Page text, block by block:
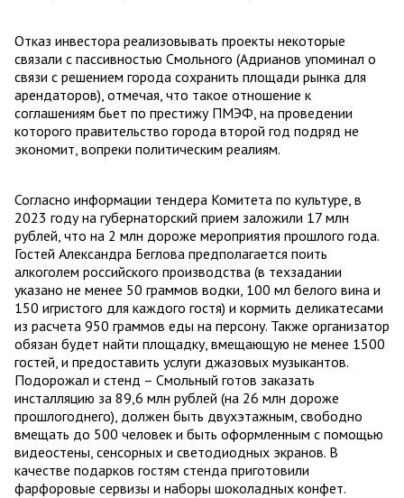
Отказ инвестора реализовывать проекты некоторые
связали с пассивностью Смольного (Адрианов упоминал о
связи с решением города сохранить площади рынка для
арендаторов), отмечая, что такое отношение к
соглашениям бьет по престижу ПМЭФ, на проведении
которого правительство города второй год подряд не
экономит, вопреки политическим реалиям.
Согласно информации тендера Комитета по культуре, в
2023 году на губернаторский прием заложили 17 млн
рублей, что на 2 млн дороже мероприятия прошлого года.
Гостей Александра Беглова предполагается поить
алкоголем российского производства (в техзадании
указано не менее 50 граммов водки, 100 мл белого вина и
150 игристого для каждого гостя) и кормить деликатесами
из расчета 950 граммов еды на персону. Также организатор
обязан будет найти площадку, вмещающую не менее 1500
гостей, и предоставить услуги джазовых музыкантов.
Подорожал и стенд – Смольный готов заказать
инсталляцию за 89,6 млн рублей (на 26 млн дороже
прошлогоднего), должен быть двухэтажным, свободно
вмещать до 500 человек и быть оформленным с помощью
видеостены, сенсорных и светодиодных экранов. В
качестве подарков гостям стенда приготовили
фарфоровые сервизы и наборы шоколадных конфет.